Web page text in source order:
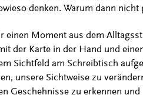
denken. Warum dann nicht
einen Moment aus dem
der Karte in der Hand und
Sichtfeld am Schreibtisch
unsere Sichtweise zu
Geschehnisse zu erkennen und